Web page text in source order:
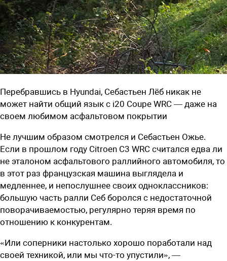
Перебравшись в Hyundai, Себастьен Лёб никак не
может найти общий язык с i20 Coupe WRC — даже на
своем любимом асфальтовом покрытии
Не лучшим образом смотрелся и Себастьен Ожье.
Если в прошлом году Citroen C3 WRC считался едва ли
не эталоном асфальтового раллийного автомобиля, то
в этот раз французская машина выглядела и
медленнее, и непослушнее своих одноклассников:
большую часть ралли Себ боролся с недостаточной
поворачиваемостью, регулярно теряя время по
отношению к конкурентам.
«Или соперники настолько хорошо поработали над
своей техникой, или мы что-то упустили», —